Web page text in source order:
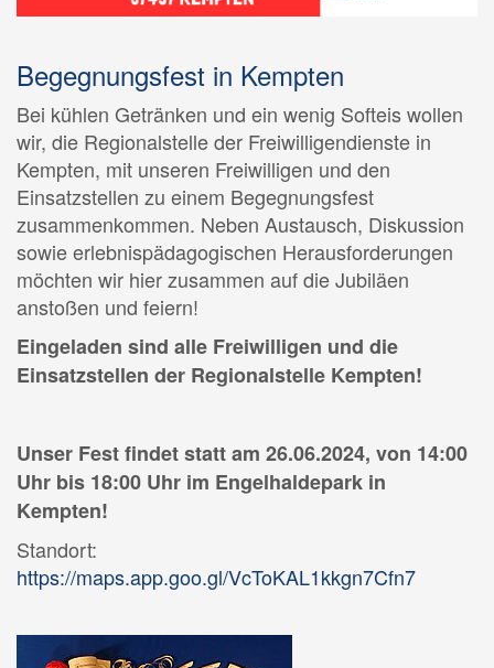
Begegnungsfest in Kempten
Bei kühlen Getränken und ein wenig Softeis wollen
wir, die Regionalstelle der Freiwilligendienste in
Kempten, mit unseren Freiwilligen und den
Einsatzstellen zu einem Begegnungsfest
zusammenkommen. Neben Austausch, Diskussion
sowie erlebnispädagogischen Herausforderungen
möchten wir hier zusammen auf die Jubiläen
anstoßen und feiern!
Eingeladen sind alle Freiwilligen und die
Einsatzstellen der Regionalstelle Kempten!
Unser Fest findet statt am 26.06.2024, von 14:00
Uhr bis 18:00 Uhr im Engelhaldepark in
Kempten!
Standort:
https://maps.app.goo.gl/VcToKAL1kkgn7Cfn7